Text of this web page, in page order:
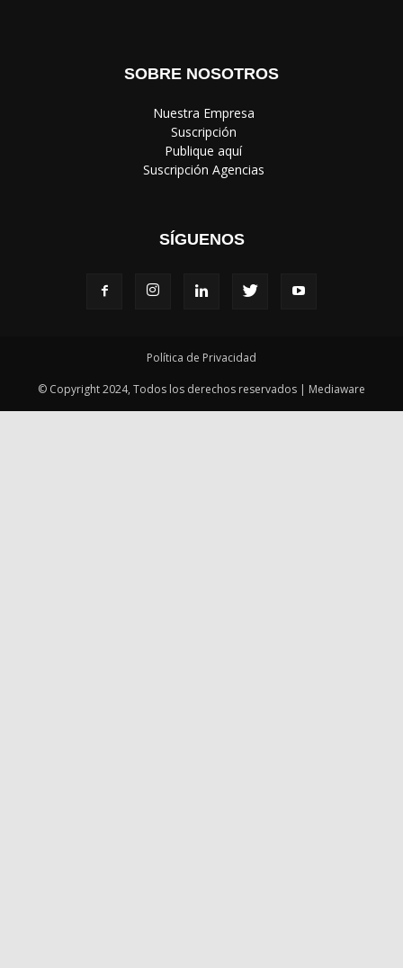
SOBRE NOSOTROS
‎ Nuestra Empresa
‎ Suscripción
‎ Publique aquí
‎ Suscripción Agencias
SÍGUENOS
Política de Privacidad
© Copyright 2024, Todos los derechos reservados | Mediaware